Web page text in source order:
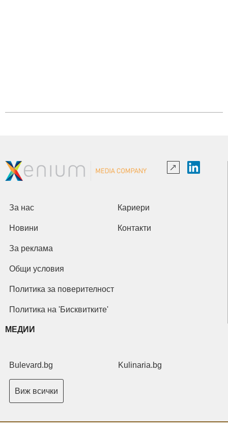
За нас Кариери
Новини Контакти
За реклама
Общи условия
Политика за поверителност
Политика на 'Бисквитките'
МЕДИИ
Bulevard.bg Kulinaria.bg
Виж всички